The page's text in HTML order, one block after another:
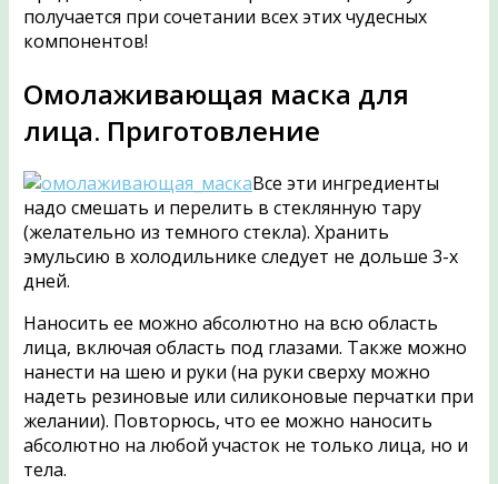
получается при сочетании всех этих чудесных
компонентов!
Омолаживающая маска для
лица. Приготовление
Все эти ингредиенты
надо смешать и перелить в стеклянную тару
(желательно из темного стекла). Хранить
эмульсию в холодильнике следует не дольше 3-х
дней.
Наносить ее можно абсолютно на всю область
лица, включая область под глазами. Также можно
нанести на шею и руки (на руки сверху можно
надеть резиновые или силиконовые перчатки при
желании). Повторюсь, что ее можно наносить
абсолютно на любой участок не только лица, но и
тела.